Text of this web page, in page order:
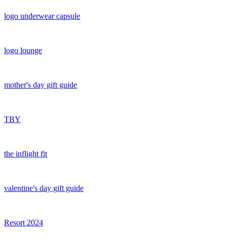
logo underwear capsule
logo lounge
mother's day gift guide
TBY
the inflight fit
valentine's day gift guide
Resort 2024